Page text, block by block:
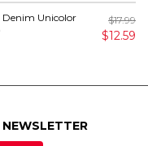
Denim Unicolor
$17.99
$12.59